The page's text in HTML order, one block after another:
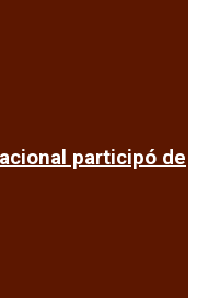
participó de